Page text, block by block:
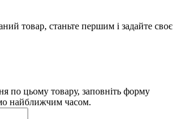
товар, станьте першим і задайте своє
по цьому товару, заповніть форму
найближчим часом.